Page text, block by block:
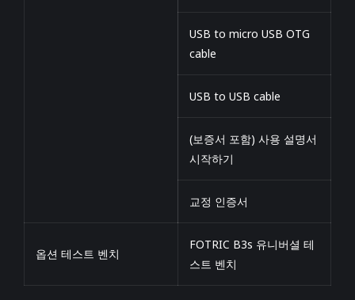
USB to micro USB OTG
cable
USB to USB cable
(보증서 포함) 사용 설명서
시작하기
교정 인증서
옵션 테스트 벤치
FOTRIC B3s 유니버셜 테
스트 벤치